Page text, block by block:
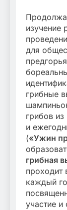
изучение
для
грибные
грибов
и
(«Ужин
грибная
проходит
каждый
участие